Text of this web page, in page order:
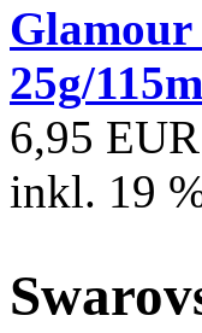
25g/115m
6,95 EUR
inkl. 19